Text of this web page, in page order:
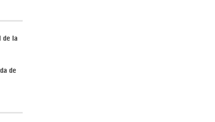
de la
de